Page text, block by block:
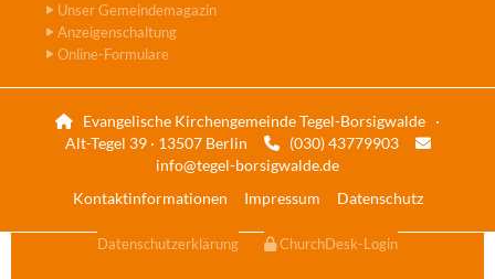
Unser Gemeindemagazin
Anzeigenschaltung
Online-Formulare

Evangelische Kirchengemeinde Tegel-Borsigwalde ·
Alt-Tegel 39 · 13507 Berlin
(030) 43779903 
info@tegel-borsigwalde.de
Kontaktinformationen
Impressum Datenschutz
Datenschutzerklärung ChurchDesk-Login